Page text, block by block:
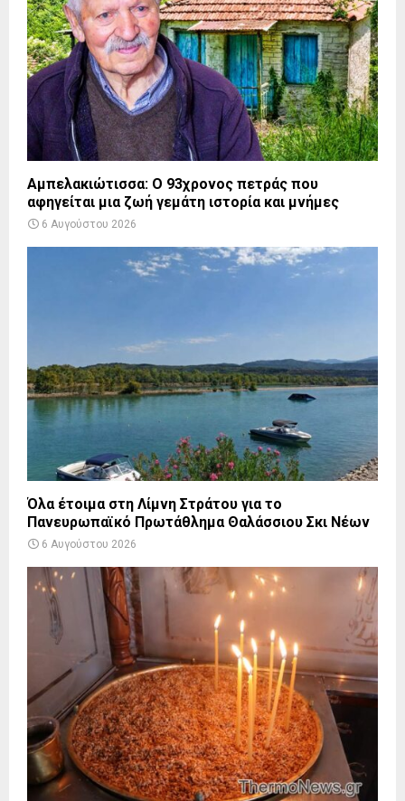
Αμπελακιώτισσα: Ο 93χρονος πετράς που
αφηγείται μια ζωή γεμάτη ιστορία και μνήμες
6 Αυγούστου 2026
Όλα έτοιμα στη Λίμνη Στράτου για το
Πανευρωπαϊκό Πρωτάθλημα Θαλάσσιου Σκι Νέων
6 Αυγούστου 2026